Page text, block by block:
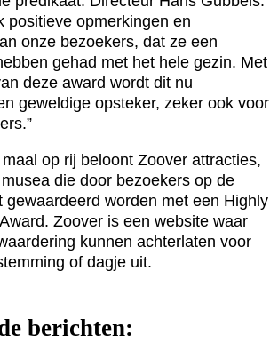
positieve opmerkingen en
onze bezoekers, dat ze een
gehad met het hele gezin. Met
deze award wordt dit nu
geweldige opsteker, zeker ook voor
op rij beloont Zoover attracties,
die door bezoekers op de
gewaardeerd worden met een Highly
Zoover is een website waar
kunnen achterlaten voor
of dagje uit.
berichten: